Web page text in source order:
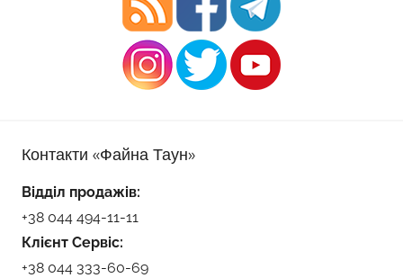
Контакти «Файна Таун»
Відділ продажів:
+38 044 494-11-11
Клієнт Сервіс:
+38 044 333-60-69